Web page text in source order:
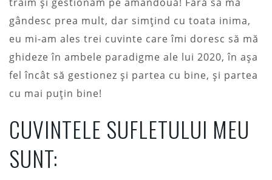
gândesc prea mult, dar simțind cu toata inima,
eu mi-am ales trei cuvinte care îmi doresc să mă
ghideze în ambele paradigme ale lui 2020, în așa
fel încât să gestionez și partea cu bine, și partea
cu mai puțin bine!
CUVINTELE SUFLETULUI MEU
SUNT: